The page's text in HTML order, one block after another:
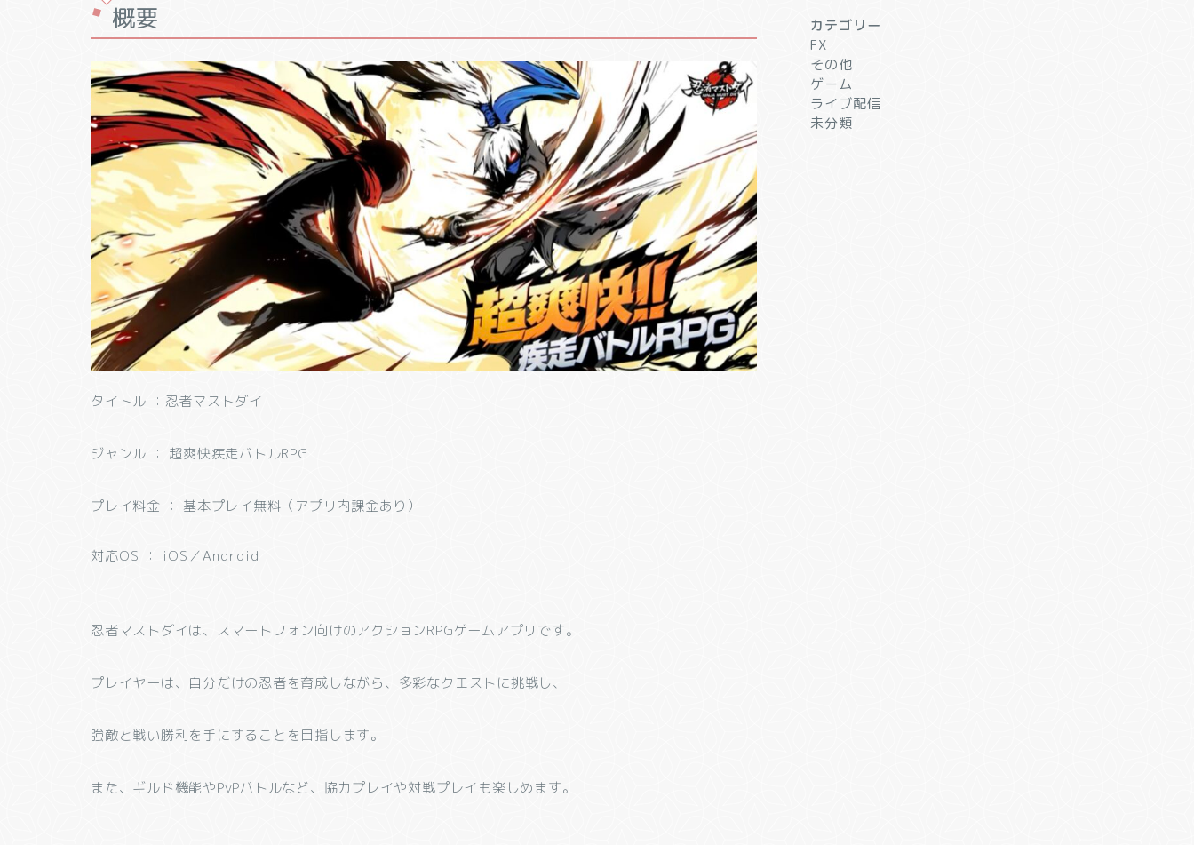
概要
タイトル ：忍者マストダイ
ジャンル ： 超爽快疾走バトルRPG
プレイ料金 ： 基本プレイ無料（アプリ内課金あり）
対応OS ： iOS／Android
忍者マストダイは、スマートフォン向けのアクションRPGゲームアプリです。
プレイヤーは、自分だけの忍者を育成しながら、多彩なクエストに挑戦し、
強敵と戦い勝利を手にすることを目指します。
また、ギルド機能やPvPバトルなど、協力プレイや対戦プレイも楽しめます。
カテゴリー
FX
その他
ゲーム
ライブ配信
未分類